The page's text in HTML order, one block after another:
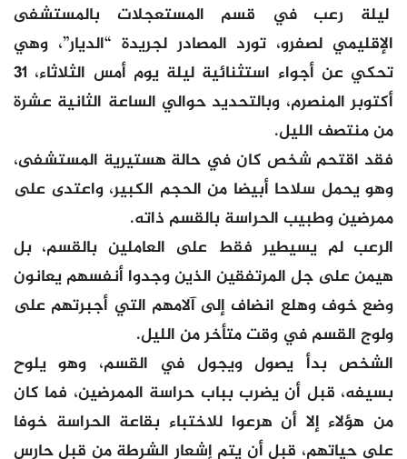
ليلة رعب في قسم المستعجلات بالمستشفى
الإقليمي لصفرو، تورد المصادر لجريدة “الديار”، وهي
تحكي عن أجواء استثنائية ليلة يوم أمس الثلاثاء، 31
أكتوبر المنصرم، وبالتحديد حوالي الساعة الثانية عشرة
من منتصف الليل.
فقد اقتحم شخص كان في حالة هستيرية المستشفى،
وهو يحمل سلاحا أبيضا من الحجم الكبير، واعتدى على
ممرضين وطبيب الحراسة بالقسم ذاته.
الرعب لم يسيطير فقط على العاملين بالقسم، بل
هيمن على جل المرتفقين الذين وجدوا أنفسهم يعانون
وضع خوف وهلع انضاف إلى آلامهم التي أجبرتهم على
ولوج القسم في وقت متأخر من الليل.
الشخص بدأ يصول ويجول في القسم، وهو يلوح
بسيفه، قبل أن يضرب بباب حراسة الممرضين، فما كان
من هؤلاء إلا أن هرعوا للاختباء بقاعة الحراسة خوفا
على حياتهم، قبل أن يتم إشعار الشرطة من قبل حارس